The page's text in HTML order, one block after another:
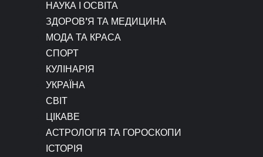
НАУКА І ОСВІТА
ЗДОРОВ’Я ТА МЕДИЦИНА
МОДА ТА КРАСА
СПОРТ
КУЛІНАРІЯ
УКРАЇНА
СВІТ
ЦІКАВЕ
АСТРОЛОГІЯ ТА ГОРОСКОПИ
ІСТОРІЯ